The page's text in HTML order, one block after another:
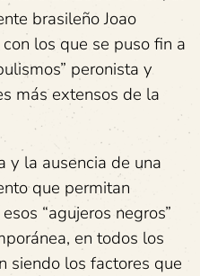
brasileño Joao
los que se puso fin a
peronista y
más extensos de la
y la ausencia de una
que permitan
“agujeros negros”
en todos los
siendo los factores que